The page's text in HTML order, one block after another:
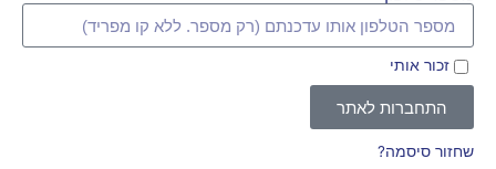
זכור אותי
התחברות לאתר
שחזור סיסמה?